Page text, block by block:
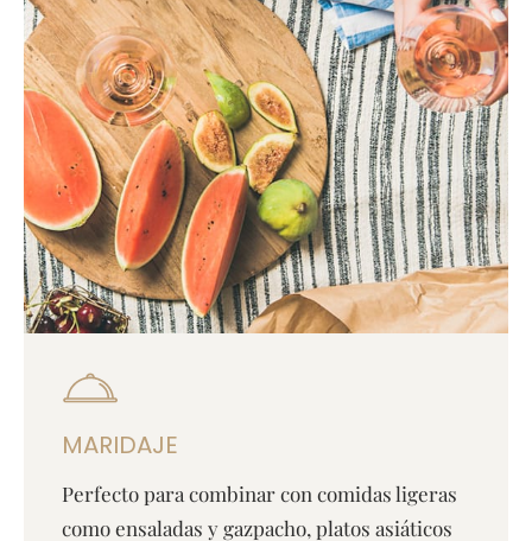
MARIDAJE
Perfecto para combinar con comidas ligeras
como ensaladas y gazpacho, platos asiáticos